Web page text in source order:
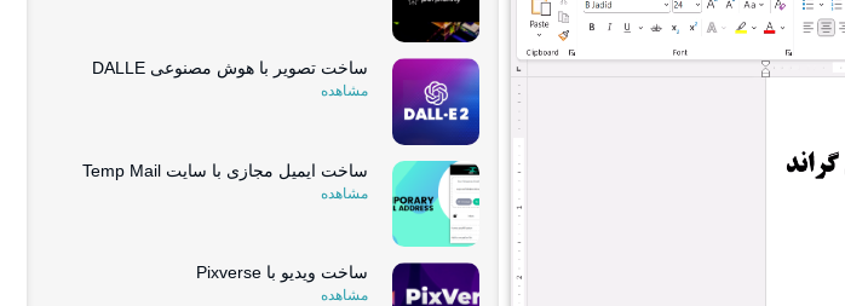
ساخت تصویر با هوش مصنوعی DALLE
مشاهده
ساخت ایمیل مجازی با سایت Temp Mail
مشاهده
ساخت ویدیو با Pixverse
مشاهده